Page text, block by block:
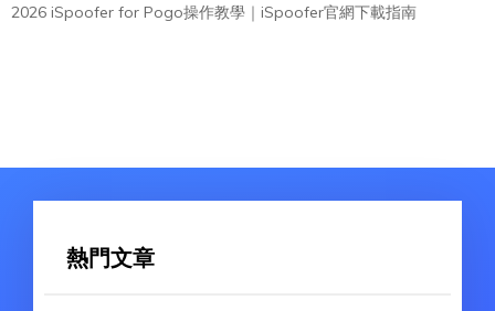
2026 iSpoofer for Pogo操作教學｜iSpoofer官網下載指南
熱門文章